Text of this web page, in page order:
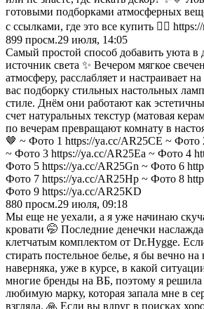
готовыми подборками атмосферных
с ссылками, где это все купить 👇🏻
899 просм.29 июля, 14:05
Самый простой способ добавить уюта
источник света ✨ Вечером мягкое
атмосферу, расслабляет и настраивает
вас подборку стильных настольных
стиле. Днём они работают как
счет натуральных текстур (матовая
по вечерам превращают комнату в
🤎 ~ Фото 1 https://ya.cc/AR25CE ~ Фото
~ Фото 3 https://ya.cc/AR25Ea ~ Фото 4
Фото 5 https://ya.cc/AR25Gn ~ Фото 6
Фото 7 https://ya.cc/AR25Hp ~ Фото 8
Фото 9 https://ya.cc/AR25KD
880 просм.29 июля, 09:18
Мы еще не уехали, а я уже начинаю
кровати 🤭 Последние денечки
клетчатым комплектом от Dr.Hygge.
стирать постельное белье, я бы вечно
наверняка, уже в курсе, в какой
многие бренды на ВБ, поэтому я решила
любимую марку, которая запала мне в
взгляда. 🙏 Если вы вдруг в поисках